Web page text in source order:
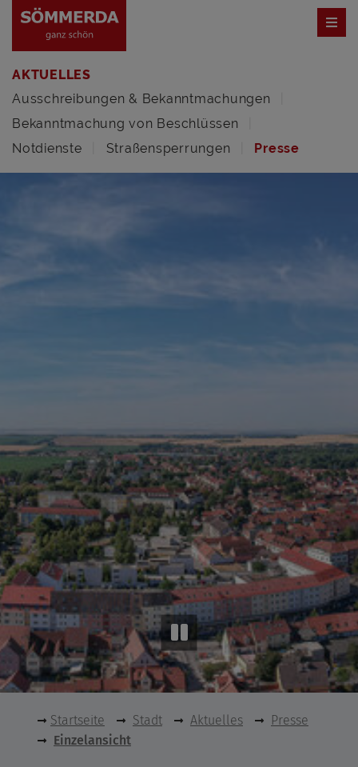
AKTUELLES
Ausschreibungen & Bekanntmachungen
Bekanntmachung von Beschlüssen
Notdienste
Straßensperrungen Presse
Startseite Stadt Aktuelles
Presse
Einzelansicht